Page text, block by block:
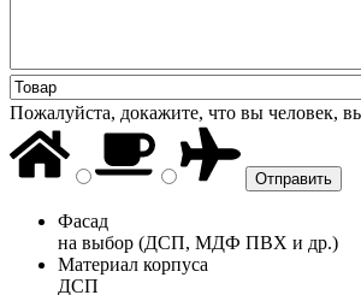
Пожалуйста, докажите, что вы человек,
Фасад
на выбор (ДСП, МДФ ПВХ и др.)
Материал корпуса
ДСП